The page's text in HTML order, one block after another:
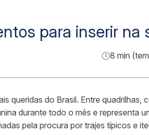
para inserir na
8 min
queridas do Brasil. Entre quadrilhas,
durante todo o mês e representa
pela procura por trajes típicos e